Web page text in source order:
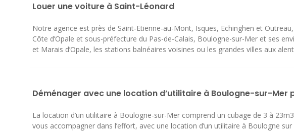
Louer une voiture à Saint-Léonard
Notre agence est près de Saint-Etienne-au-Mont, Isques, Echinghen et
Côte d’Opale et sous-préfecture du Pas-de-Calais, Boulogne-sur-Mer et ses
et Marais d’Opale, les stations balnéaires voisines ou les grandes villes aux
Déménager avec une location d’utilitaire à Boulogne-sur-Mer
La location d’un utilitaire à Boulogne-sur-Mer comprend un cubage de 3 à
vous accompagner dans l’effort, avec une location d’un utilitaire à Boulogne